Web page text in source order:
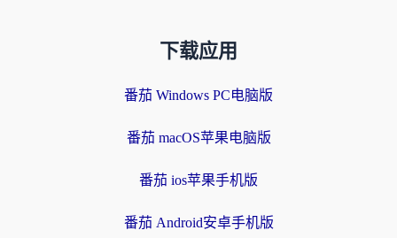
下载应用
番茄 Windows PC电脑版
番茄 macOS苹果电脑版
番茄 ios苹果手机版
番茄 Android安卓手机版